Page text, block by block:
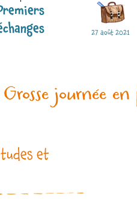
27 août 2021
journée en
et